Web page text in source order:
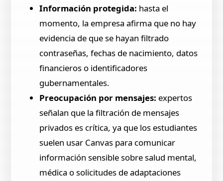
Información protegida: hasta el
momento, la empresa afirma que no hay
evidencia de que se hayan filtrado
contraseñas, fechas de nacimiento, datos
financieros o identificadores
gubernamentales.
Preocupación por mensajes: expertos
señalan que la filtración de mensajes
privados es crítica, ya que los estudiantes
suelen usar Canvas para comunicar
información sensible sobre salud mental,
médica o solicitudes de adaptaciones